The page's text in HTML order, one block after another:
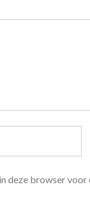
deze browser